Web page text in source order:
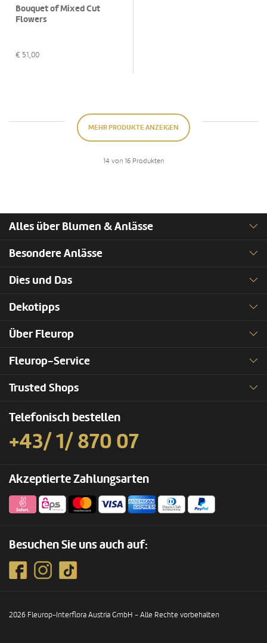
Bouquet of Mixed Cut
Flowers
€ 51,00
MEHR PRODUKTE ANZEIGEN
14 von 16 Produkten
Alles über Blumen & Anlässe
Besondere Anlässe
Dies und Das
Dekotipps
Über Fleurop
Fleurop-Service
Trusted Shops
Telefonisch bestellen
+43/ 1/ 870 07
Akzeptierte Zahlungsarten
Besuchen Sie uns auch auf:
2026 Fleurop-Interflora Austria GmbH - Alle Rechte vorbehalten